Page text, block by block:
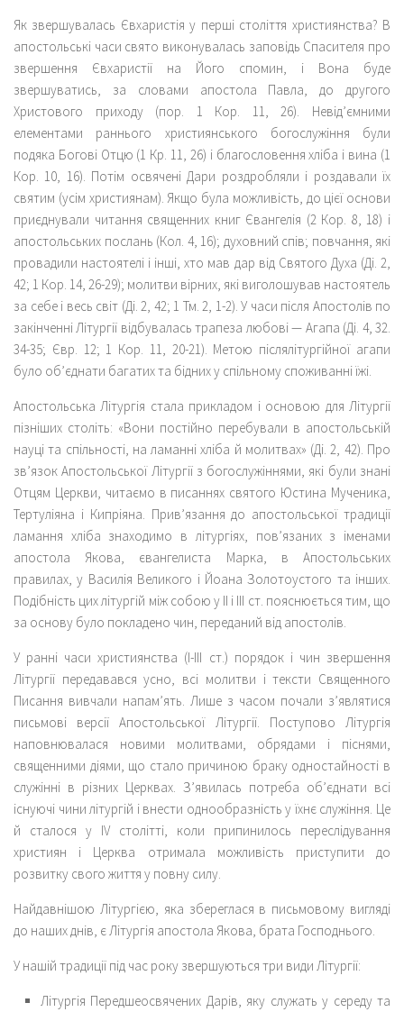
Як звершувалась Євхаристія у перші століття християнства? В
апостольські часи свято виконувалась заповідь Спасителя про
звершення Євхаристії на Його спомин, і Вона буде
звершуватись, за словами апостола Павла, до другого
Христового приходу (пор. 1 Кор. 11, 26). Невід’ємними
елементами раннього християнського богослужіння були
подяка Богові Отцю (1 Кр. 11, 26) і благословення хліба і вина (1
Кор. 10, 16). Потім освячені Дари роздробляли і роздавали їх
святим (усім християнам). Якщо була можливість, до цієї основи
приєднували читання священних книг Євангелія (2 Кор. 8, 18) і
апостольських послань (Кол. 4, 16); духовний спів; повчання, які
провадили настоятелі і інші, хто мав дар від Святого Духа (Ді. 2,
42; 1 Кор. 14, 26-29); молитви вірних, які виголошував настоятель
за себе і весь світ (Ді. 2, 42; 1 Тм. 2, 1-2). У часи після Апостолів по
закінченні Літургії відбувалась трапеза любові — Агапа (Ді. 4, 32.
34-35; Євр. 12; 1 Кор. 11, 20-21). Метою післялітургійної агапи
було об’єднати багатих та бідних у спільному споживанні їжі.
Апостольська Літургія стала прикладом і основою для Літургії
пізніших століть: «Вони постійно перебували в апостольській
науці та спільності, на ламанні хліба й молитвах» (Ді. 2, 42). Про
зв’язок Апостольської Літургії з богослужіннями, які були знані
Отцям Церкви, читаємо в писаннях святого Юстина Мученика,
Тертуліяна і Кипріяна. Прив’язання до апостольської традиції
ламання хліба знаходимо в літургіях, пов’язаних з іменами
апостола Якова, євангелиста Марка, в Апостольських
правилах, у Василія Великого і Йоана Золотоустого та інших.
Подібність цих літургій між собою у II і III ст. пояснюється тим, що
за основу було покладено чин, переданий від апостолів.
У ранні часи християнства (І-ІІІ ст.) порядок і чин звершення
Літургії передавався усно, всі молитви і тексти Священного
Писання вивчали напам’ять. Лише з часом почали з’являтися
письмові версії Апостольської Літургії. Поступово Літургія
наповнювалася новими молитвами, обрядами і піснями,
священними діями, що стало причиною браку одностайності в
служінні в різних Церквах. З’явилась потреба об’єднати всі
існуючі чини літургій і внести однообразність у їхнє служіння. Це
й сталося у IV столітті, коли припинилось переслідування
християн і Церква отримала можливість приступити до
розвитку свого життя у повну силу.
Найдавнішою Літургією, яка збереглася в письмовому вигляді
до наших днів, є Літургія апостола Якова, брата Господнього.
У нашій традиції під час року звершуються три види Літургії:
Літургія Передшеосвячених Дарів, яку служать у середу та